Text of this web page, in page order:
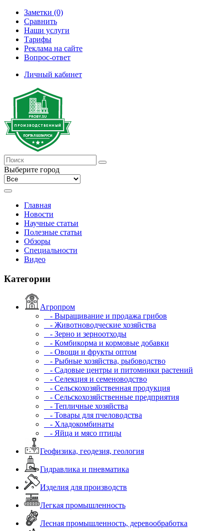
Заметки (0)
Сравнить
Наши услуги
Тарифы
Реклама на сайте
Вопрос-ответ
Личный кабинет
Выберите город
Главная
Новости
Научные статьи
Полезные статьи
Обзоры
Специальности
Видео
Категории
Агропром
- Выращивание и продажа грибов
- Животноводческие хозяйства
- Зерно и зерноотходы
- Комбикорма и кормовые добавки
- Овощи и фрукты оптом
- Рыбные хозяйства, рыбоводство
- Садовые центры и питомники растений
- Селекция и семеноводство
- Сельскохозяйственная продукция
- Сельскохозяйственные предприятия
- Тепличные хозяйства
- Товары для пчеловодства
- Хладокомбинаты
- Яйца и мясо птицы
Геофизика, геодезия, геология
Гидравлика и пневматика
Изделия для производств
Легкая промышленность
Лесная промышленность, деревообработка